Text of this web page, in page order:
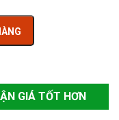
GIÁ TỐT HƠN